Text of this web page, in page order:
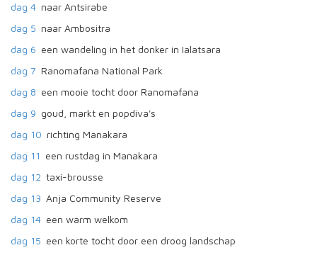
dag 4 naar Antsirabe
dag 5 naar Ambositra
dag 6 een wandeling in het donker in Ialatsara
dag 7 Ranomafana National Park
dag 8 een mooie tocht door Ranomafana
dag 9 goud, markt en popdiva's
dag 10 richting Manakara
dag 11 een rustdag in Manakara
dag 12 taxi-brousse
dag 13 Anja Community Reserve
dag 14 een warm welkom
dag 15 een korte tocht door een droog landschap